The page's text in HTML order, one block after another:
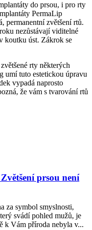
do prsou, i pro rty
PermaLip
permanentní zvětšení rtů.
nezůstávají viditelné
koutku úst. Zákrok se
rty některých
umí tuto estetickou úpravu
vypadá naprosto
že vám s tvarování rtů
prsou není
za symbol smyslnosti,
svádí pohled mužů, je
k Vám příroda nebyla v...